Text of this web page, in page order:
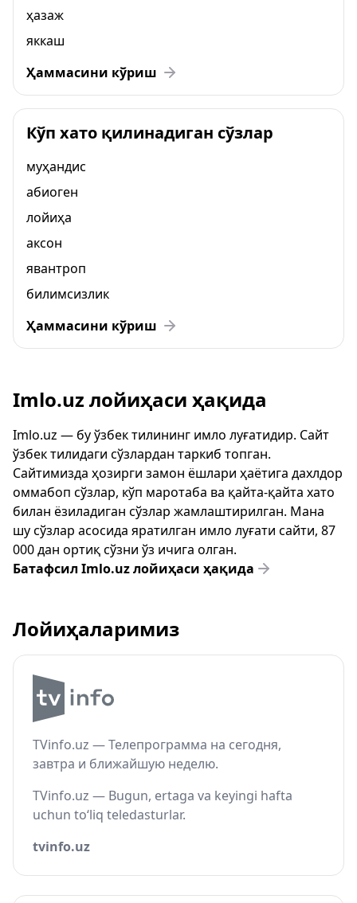
ҳазаж
яккаш
Ҳаммасини кўриш
Кўп хато қилинадиган сўзлар
муҳандис
абиоген
лойиҳа
аксон
явантроп
билимсизлик
Ҳаммасини кўриш
Imlo.uz лойиҳаси ҳақида
Imlo.uz — бу ўзбек тилининг имло луғатидир. Сайт
ўзбек тилидаги сўзлардан таркиб топган.
Сайтимизда ҳозирги замон ёшлари ҳаётига дахлдор
оммабоп сўзлар, кўп маротаба ва қайта-қайта хато
билан ёзиладиган сўзлар жамлаштирилган. Мана
шу сўзлар асосида яратилган имло луғати сайти, 87
000 дан ортиқ сўзни ўз ичига олган.
Батафсил Imlo.uz лойиҳаси ҳақида
Лойиҳаларимиз
TVinfo.uz — Телепрограмма на сегодня,
завтра и ближайшую неделю.
TVinfo.uz — Bugun, ertaga va keyingi hafta
uchun to‘liq teledasturlar.
tvinfo.uz